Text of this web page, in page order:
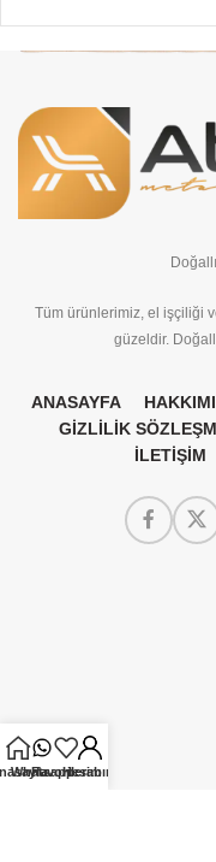
Tüm ürünlerimiz, el işçiliği
güzeldir.
ANASAYFA
GİZLİLİK
İLETİŞİM
Whatsapp
Favorilerim
Hesabım